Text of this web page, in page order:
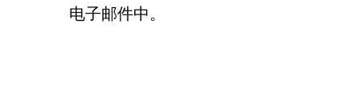
电子邮件中。